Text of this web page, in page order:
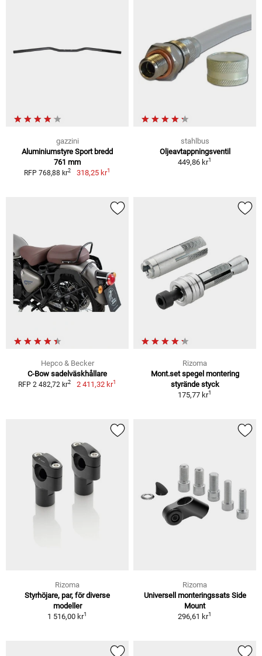
gazzini
Aluminiumstyre Sport bredd
761 mm
RFP 768,88 kr2 318,25 kr1
stahlbus
Oljeavtappningsventil
449,86 kr1
Hepco & Becker
C-Bow sadelväskhållare
RFP 2 482,72 kr2 2 411,32 kr1
Rizoma
Mont.set spegel montering
styrände styck
175,77 kr1
Rizoma
Styrhöjare, par, för diverse
modeller
1 516,00 kr1
Rizoma
Universell monteringssats Side
Mount
296,61 kr1